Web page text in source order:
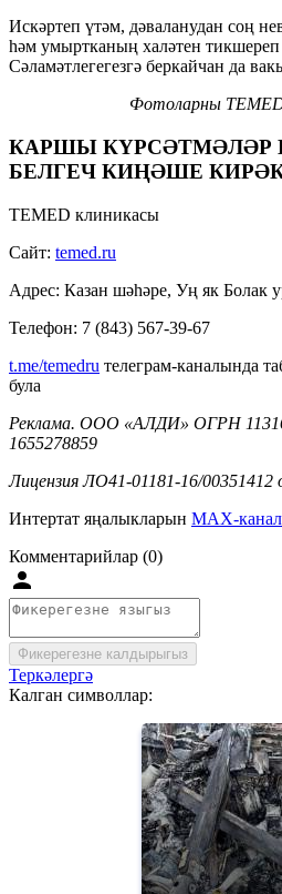
Искәртеп үтәм, дәваланудан соң
һәм умыртканың халәтен тикшереп
Сәламәтлегегезгә беркайчан да
Фотоларны
КАРШЫ КҮРСӘТМӘЛӘР
БЕЛГЕЧ КИҢӘШЕ
TEMED клиникасы
Сайт: temed.ru
Адрес: Казан шәһәре, Уң як Болак
Телефон: 7 (843) 567-39-67
t.me/temedru телеграм-каналында
була
Реклама. ООО «АЛДИ» ОГРН
1655278859
Лицензия ЛО41-01181-16/00351412
Интертат яңалыкларын MAX-
Комментарийлар (0)
Фикерегезне калдырыгыз
Теркәлергә
Калган символлар: